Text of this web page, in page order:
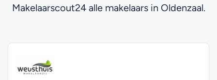
Makelaarscout24 alle makelaars in Oldenzaal.